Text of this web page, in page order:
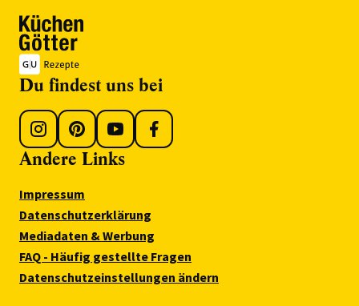
Du findest uns bei
Andere Links
Impressum
Datenschutzerklärung
Mediadaten & Werbung
FAQ - Häufig gestellte Fragen
Datenschutzeinstellungen ändern